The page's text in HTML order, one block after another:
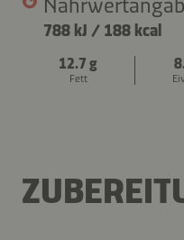
788 kJ / 188 kcal
12.7 g
Fett